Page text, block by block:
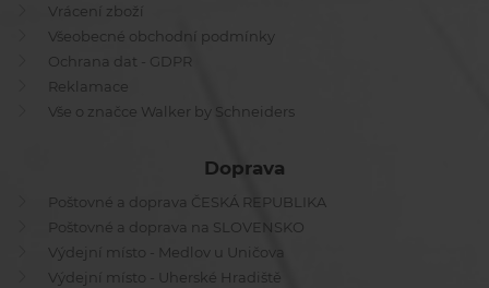
Vrácení zboží
Všeobecné obchodní podmínky
Ochrana dat - GDPR
Reklamace
Vše o značce Walker by Schneiders
Doprava
Poštovné a doprava ČESKÁ REPUBLIKA
Poštovné a doprava na SLOVENSKO
Výdejní místo - Medlov u Uničova
Výdejní místo - Uherské Hradiště